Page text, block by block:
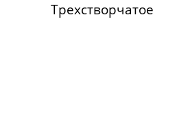
Трехстворчатое